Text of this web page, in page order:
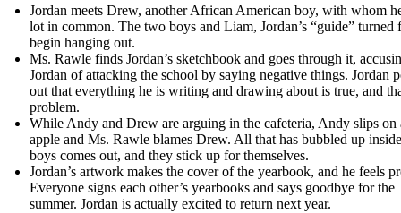
Jordan meets Drew, another African American boy, with whom
lot in common. The two boys and Liam, Jordan’s “guide” turned
begin hanging out.
Ms. Rawle finds Jordan’s sketchbook and goes through it,
Jordan of attacking the school by saying negative things. Jordan
out that everything he is writing and drawing about is true, and
problem.
While Andy and Drew are arguing in the cafeteria, Andy slips on
apple and Ms. Rawle blames Drew. All that has bubbled up
boys comes out, and they stick up for themselves.
Jordan’s artwork makes the cover of the yearbook, and he feels
Everyone signs each other’s yearbooks and says goodbye for the
summer. Jordan is actually excited to return next year.